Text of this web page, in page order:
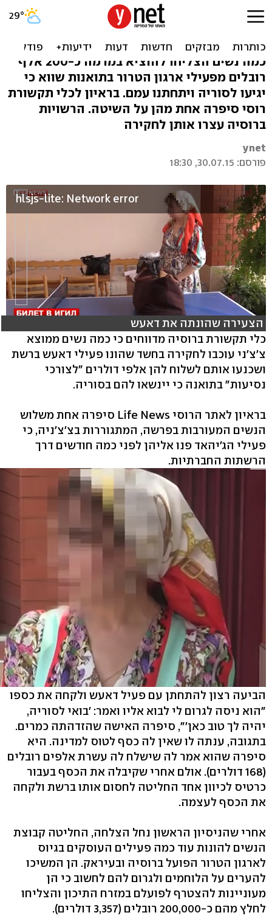
צעירות מצ'צ'ניה הונו את
דאעש באלפי דולרים
כמה נשים הצליחו להוציא במרמה כ-200 אלף
רובלים מפעילי ארגון הטרור בתואנות שווא כי
יגיעו לסוריה ויתחתנו עמם. בראיון לכלי תקשורת
רוסי סיפרה אחת מהן על השיטה. הרשויות
ברוסיה עצרו אותן לחקירה
ynet
פורסם: 30.07.15, 18:30
hlsjs-lite: Network error
הצעירה שהונתה את דאעש
כלי תקשורת ברוסיה מדווחים כי כמה נשים ממוצא
צ'צ'ני עוכבו לחקירה בחשד שהונו פעילי דאעש ברשת
ושכנעו אותם לשלוח להן אלפי דולרים "לצורכי
נסיעות" בתואנה כי יינשאו להם בסוריה.
בראיון לאתר הרוסי Life News סיפרה אחת משלוש
הנשים המעורבות בפרשה, המתגוררות בצ'צ'ניה, כי
פעילי הג'יהאד פנו אליהן לפני כמה חודשים דרך
הרשתות החברתיות.
הביעה רצון להתחתן עם פעיל דאעש ולקחה את כספו
"הוא ניסה לגרום לי לבוא אליו ואמר: 'בואי לסוריה,
יהיה לך טוב כאן'", סיפרה האישה שהזדהתה כמרים.
בתגובה, ענתה לו שאין לה כסף לטוס למדינה. היא
סיפרה שהוא אמר לה שישלח לה עשרת אלפים רובלים
(168 דולרים). אולם אחרי שקיבלה את הכסף בעבור
כרטיס לכיוון אחד החליטה לחסום אותו ברשת ולקחה
את הכסף לעצמה.
אחרי שהניסיון הראשון נחל הצלחה, החליטה קבוצת
הנשים להונות עוד כמה פעילים העוסקים בגיוס
לארגון הטרור הפועל ברוסיה ובעיראק. הן המשיכו
להערים על הלוחמים ולגרום להם לחשוב כי הן
מעוניינות להצטרף לפועלם במזרח התיכון והצליחו
לחלץ מהם כ-200,000 רובלים (3,357 דולרים).